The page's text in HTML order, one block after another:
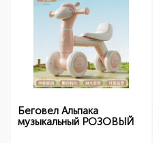
Беговел Альпака
музыкальный РОЗОВЫЙ